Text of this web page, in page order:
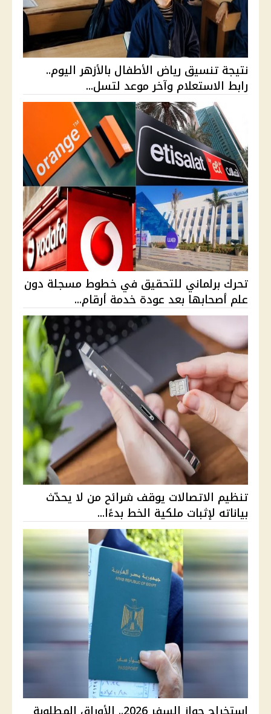
نتيجة تنسيق رياض الأطفال بالأزهر اليوم..
رابط الاستعلام وآخر موعد لتسل...
تحرك برلماني للتحقيق في خطوط مسجلة دون
علم أصحابها بعد عودة خدمة أرقام...
تنظيم الاتصالات يوقف شرائح من لا يحدّث
بياناته لإثبات ملكية الخط بدءًا...